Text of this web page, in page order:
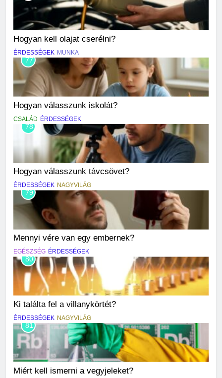
Hogyan kell olajat cserélni?
ÉRDESSÉGEK MUNKA
77
Hogyan válasszunk iskolát?
CSALÁD ÉRDESSÉGEK
78
Hogyan válasszunk távcsövet?
ÉRDESSÉGEK NAGYVILÁG
79
Mennyi vére van egy embernek?
EGÉSZSÉG ÉRDESSÉGEK
80
Ki találta fel a villanykörtét?
ÉRDESSÉGEK NAGYVILÁG
81
Miért kell ismerni a vegyjeleket?